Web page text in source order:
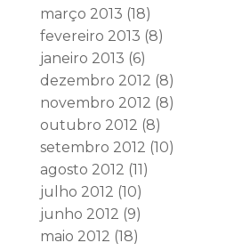
março 2013 (18)
fevereiro 2013 (8)
janeiro 2013 (6)
dezembro 2012 (8)
novembro 2012 (8)
outubro 2012 (8)
setembro 2012 (10)
agosto 2012 (11)
julho 2012 (10)
junho 2012 (9)
maio 2012 (18)